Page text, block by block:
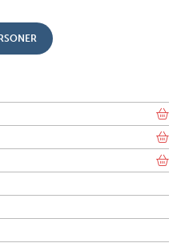
79 kr
118 kr
73 kr